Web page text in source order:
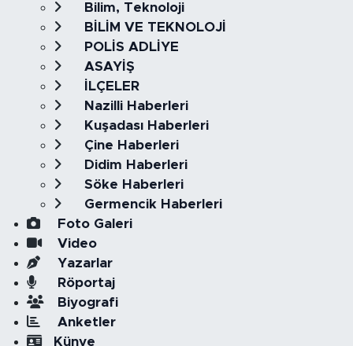
Bilim, Teknoloji
BİLİM VE TEKNOLOJİ
POLİS ADLİYE
ASAYİŞ
İLÇELER
Nazilli Haberleri
Kuşadası Haberleri
Çine Haberleri
Didim Haberleri
Söke Haberleri
Germencik Haberleri
Foto Galeri
Video
Yazarlar
Röportaj
Biyografi
Anketler
Künye